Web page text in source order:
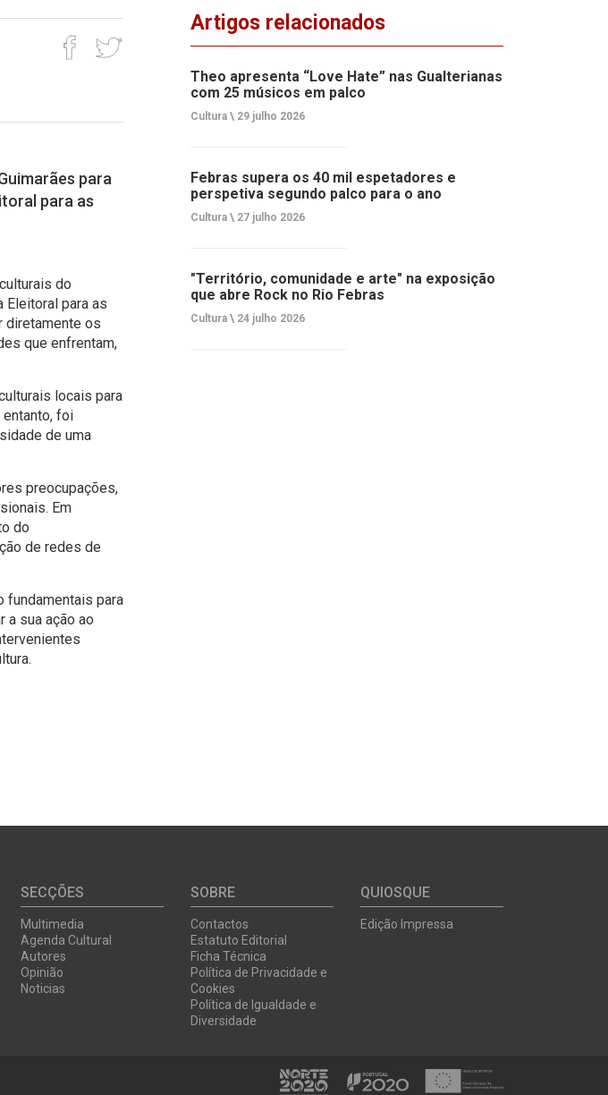
para
para as
do
Eleitoral para as
diretamente os
que enfrentam,
locais para
entanto, foi
de uma
preocupações,
Em
do
de redes de
fundamentais para
a sua ação ao
Artigos relacionados
Theo apresenta “Love Hate” nas Gualterianas
com 25 músicos em palco
Cultura \ 29 julho 2026
Febras supera os 40 mil espetadores e
perspetiva segundo palco para o ano
Cultura \ 27 julho 2026
"Território, comunidade e arte" na exposição
que abre Rock no Rio Febras
Cultura \ 24 julho 2026
SECÇÕES
Multimedia
Agenda Cultural
Autores
Opinião
Noticias
SOBRE
Contactos
Estatuto Editorial
Ficha Técnica
Política de Privacidade e
Cookies
Política de Igualdade e
Diversidade
QUIOSQUE
Edição Impressa